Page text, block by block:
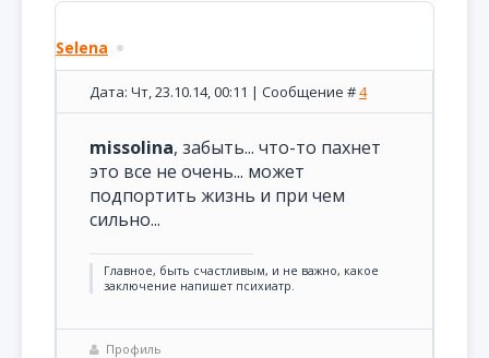
Selena
Дата: Чт, 23.10.14, 00:11 | Сообщение #4
missolina, забыть... что-то пахнет
это все не очень... может
подпортить жизнь и при чем
сильно...
Главное, быть счастливым, и не важно, какое
заключение напишет психиатр.
Профиль